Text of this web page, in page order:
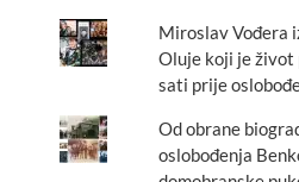
Miroslav Vođera
Oluje koji je život
sati prije
Od obrane
oslobođenja